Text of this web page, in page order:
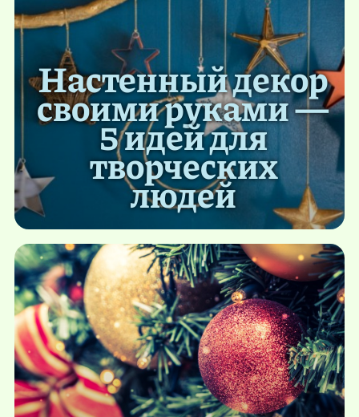
Настенный декор
своими руками —
5 идей для
творческих
людей